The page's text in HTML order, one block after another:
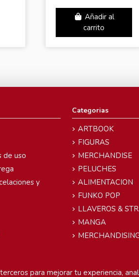
Añadir al
carrito
de uso
y
Categorias
ARTBOOK
FIGURAS
MERCHANDISE
PELUCHES
ALIMENTACION
FUNKO POP
LLAVEROS &
MANGA
para mejorar tu experiencia,